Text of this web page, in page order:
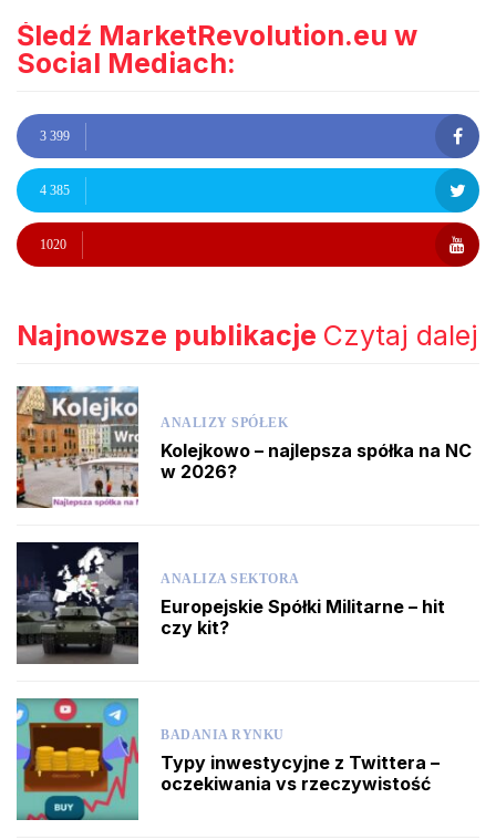
Śledź MarketRevolution.eu w
Social Mediach:
3 399
4 385
1020
Najnowsze publikacje Czytaj dalej
ANALIZY SPÓŁEK
Kolejkowo – najlepsza spółka na NC
w 2026?
ANALIZA SEKTORA
Europejskie Spółki Militarne – hit
czy kit?
BADANIA RYNKU
Typy inwestycyjne z Twittera –
oczekiwania vs rzeczywistość